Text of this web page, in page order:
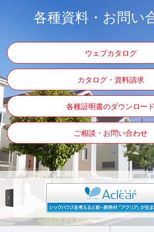
各種資料・お問い
ウェブカタログ
カタログ・資料請求
各種証明書のダウンロード
ご相談・お問い合わせ